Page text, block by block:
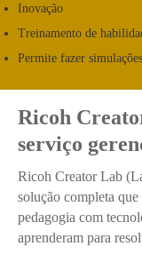
Inovação
Treinamento de
Permite fazer
Ricoh
serviço
Ricoh Creator Lab
solução completa
pedagogia com
aprenderam para